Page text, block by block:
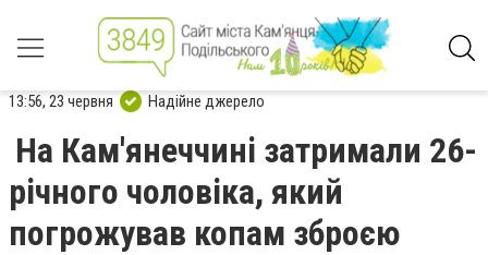
13:56, 23 червня Надійне джерело
На Кам'янеччині затримали 26-
річного чоловіка, який
погрожував копам зброєю